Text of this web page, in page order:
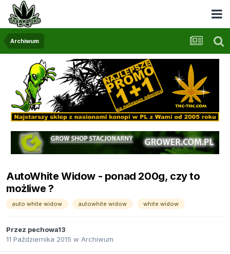
Archiwum
AutoWhite Widow - ponad 200g, czy to
możliwe ?
auto white widow autowhite widow white widow
Przez pechowa13
11 Października 2015 w Archiwum